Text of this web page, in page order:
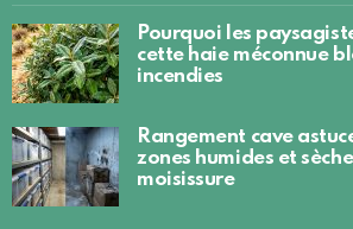
Pourquoi les
cette haie méconnue
incendies
Rangement cave
zones humides et
moisissure